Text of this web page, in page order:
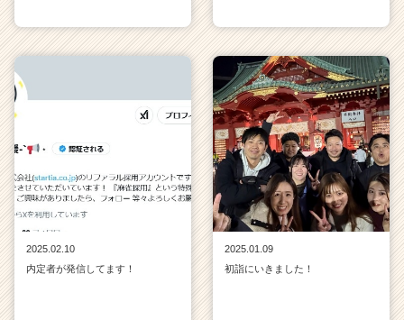
2025.02.10
内定者が発信してます！
2025.01.09
初詣にいきました！